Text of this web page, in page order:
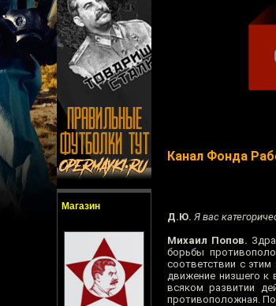
Магазин
Канал Фонда
Д.Ю. Я вас
Михаил Попов.
борьбы
соответствии с
движение низшего к
всяком развитии
противоположная.